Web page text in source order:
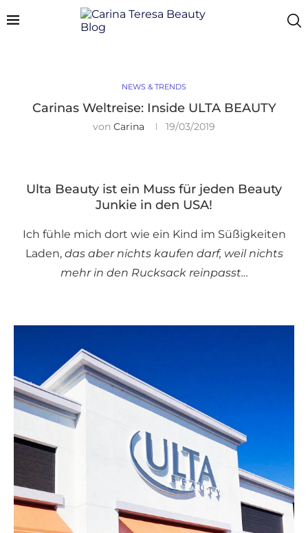
NEWS & TRENDS
Carinas Weltreise: Inside ULTA BEAUTY
von Carina 19/03/2019
Ulta Beauty ist ein Muss für jeden Beauty
Junkie in den USA!
Ich fühle mich dort wie ein Kind im Süßigkeiten
Laden, das aber nichts kaufen darf, weil nichts
mehr in den Rucksack reinpasst…